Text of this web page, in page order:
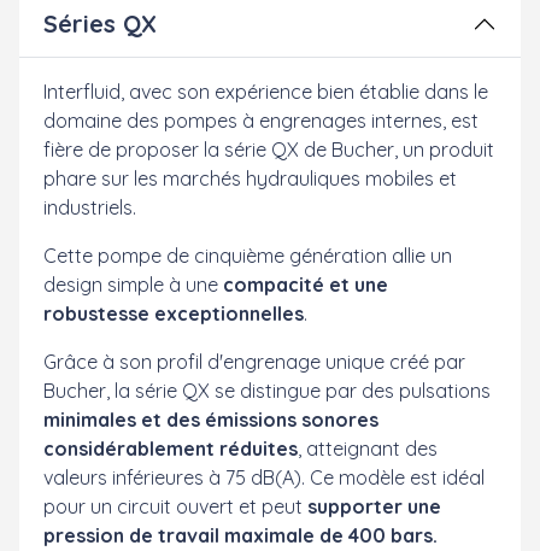
Séries QX
Interfluid, avec son expérience bien établie dans le
domaine des pompes à engrenages internes, est
fière de proposer la série QX de Bucher, un produit
phare sur les marchés hydrauliques mobiles et
industriels.
Cette pompe de cinquième génération allie un
design simple à une compacité et une
robustesse exceptionnelles.
Grâce à son profil d'engrenage unique créé par
Bucher, la série QX se distingue par des pulsations
minimales et des émissions sonores
considérablement réduites , atteignant des
valeurs inférieures à 75 dB(A). Ce modèle est idéal
pour un circuit ouvert et peut supporter une
pression de travail maximale de 400 bars.